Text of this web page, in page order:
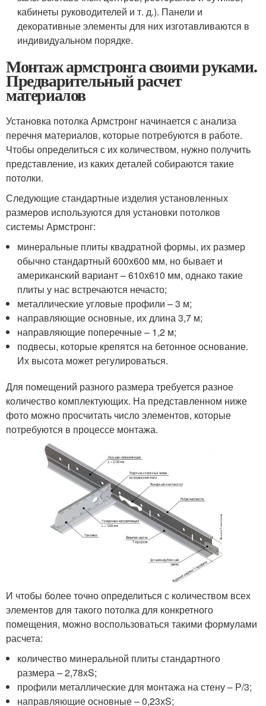
кабинеты руководителей и т. д.). Панели и
декоративные элементы для них изготавливаются в
индивидуальном порядке.
Монтаж армстронга своими руками.
Предварительный расчет
материалов
Установка потолка Армстронг начинается с анализа
перечня материалов, которые потребуются в работе.
Чтобы определиться с их количеством, нужно получить
представление, из каких деталей собираются такие
потолки.
Следующие стандартные изделия установленных
размеров используются для установки потолков
системы Армстронг:
минеральные плиты квадратной формы, их размер
обычно стандартный 600х600 мм, но бывает и
американский вариант – 610х610 мм, однако такие
плиты у нас встречаются нечасто;
металлические угловые профили – 3 м;
направляющие основные, их длина 3,7 м;
направляющие поперечные – 1,2 м;
подвесы, которые крепятся на бетонное основание.
Их высота может регулироваться.
Для помещений разного размера требуется разное
количество комплектующих. На представленном ниже
фото можно просчитать число элементов, которые
потребуются в процессе монтажа.
И чтобы более точно определиться с количеством всех
элементов для такого потолка для конкретного
помещения, можно воспользоваться такими формулами
расчета:
количество минеральной плиты стандартного
размера – 2,78хS;
профили металлические для монтажа на стену – Р/3;
направляющие основные – 0,23хS;